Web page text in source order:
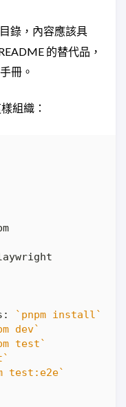
錄，內容應該具
的替代品，
冊。
組織：
`pnpm install`
dev`
test`
test:e2e`